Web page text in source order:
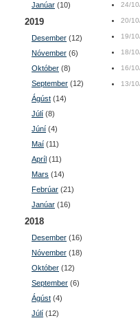
Janúar (10)
2019
Desember (12)
Nóvember (6)
Október (8)
September (12)
Ágúst (14)
Júlí (8)
Júní (4)
Maí (11)
Apríl (11)
Mars (14)
Febrúar (21)
Janúar (16)
2018
Desember (16)
Nóvember (18)
Október (12)
September (6)
Ágúst (4)
Júlí (12)
24/
20/
19/
18/
16/
13/